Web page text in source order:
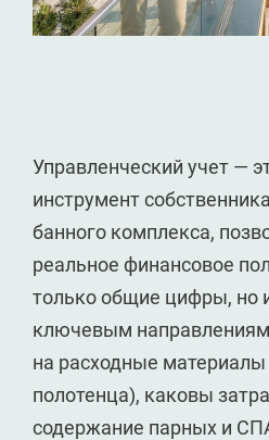
Управленческий учет —
инструмент
банного комплекса,
реальное финансовое
только общие цифры, но
ключевым
на расходные
полотенца), каковы
содержание парных и